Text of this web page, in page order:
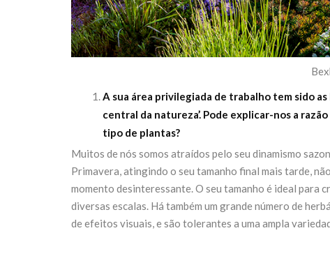
A sua área privilegiada de trabalho tem sido
central da natureza’. Pode explicar-nos a
tipo de plantas?
Muitos de nós somos atraídos pelo seu dinamismo
Primavera, atingindo o seu tamanho final mais tarde,
momento desinteressante. O seu tamanho é ideal para
diversas escalas. Há também um grande número de
de efeitos visuais, e são tolerantes a uma ampla